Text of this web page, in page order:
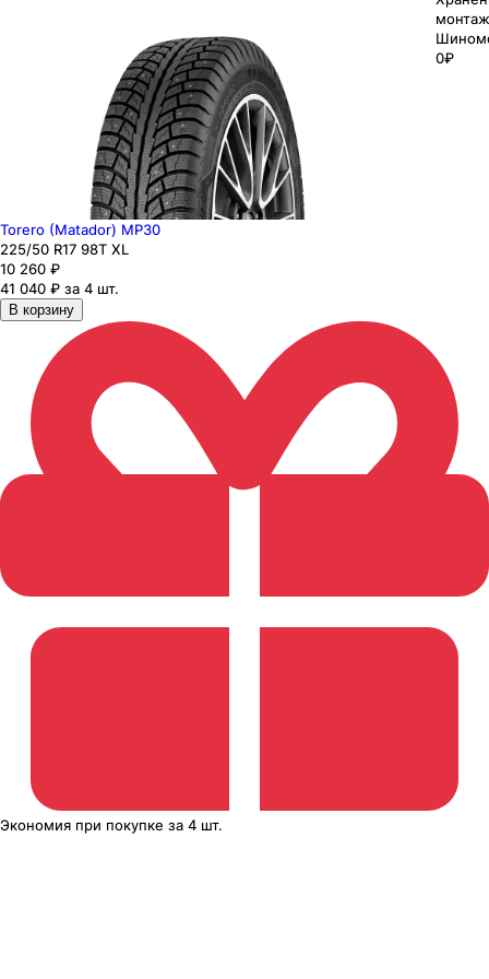
0₽
Torero (Matador) MP30
225/50 R17 98T XL
10 260 ₽
41 040 ₽ за 4 шт.
В корзину
Экономия при покупке за 4 шт.